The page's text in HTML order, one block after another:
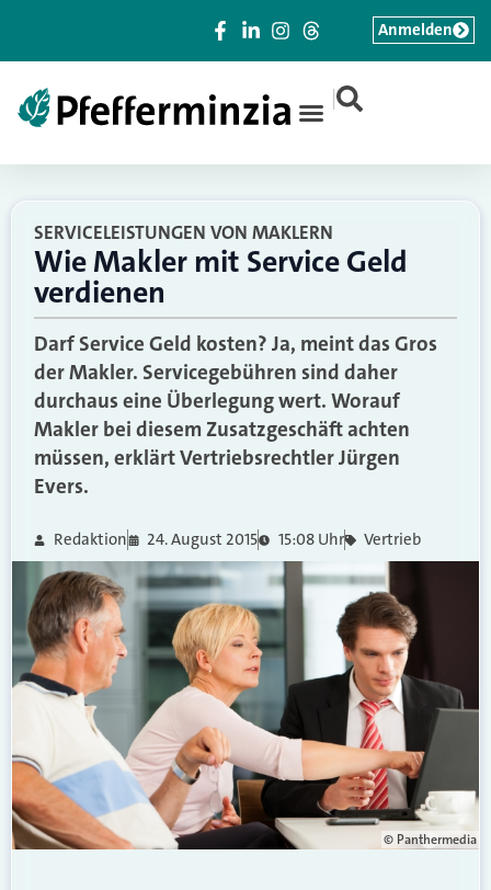
|
Anmelden
SERVICELEISTUNGEN VON MAKLERN
Wie Makler mit Service Geld
verdienen
Darf Service Geld kosten? Ja, meint das Gros
der Makler. Servicegebühren sind daher
durchaus eine Überlegung wert. Worauf
Makler bei diesem Zusatzgeschäft achten
müssen, erklärt Vertriebsrechtler Jürgen
Evers.
Redaktion 24. August 2015 15:08 Uhr Vertrieb
© Panthermedia